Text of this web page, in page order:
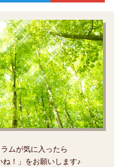
ムが気に入ったら
ね！」をお願いします♪